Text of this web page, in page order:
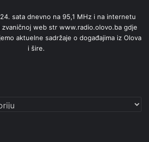
sata dnevno na 95,1 MHz i na internetu
zvaničnoj web str www.radio.olovo.ba gdje
aktuelne sadržaje o događajima iz Olova
i šire.